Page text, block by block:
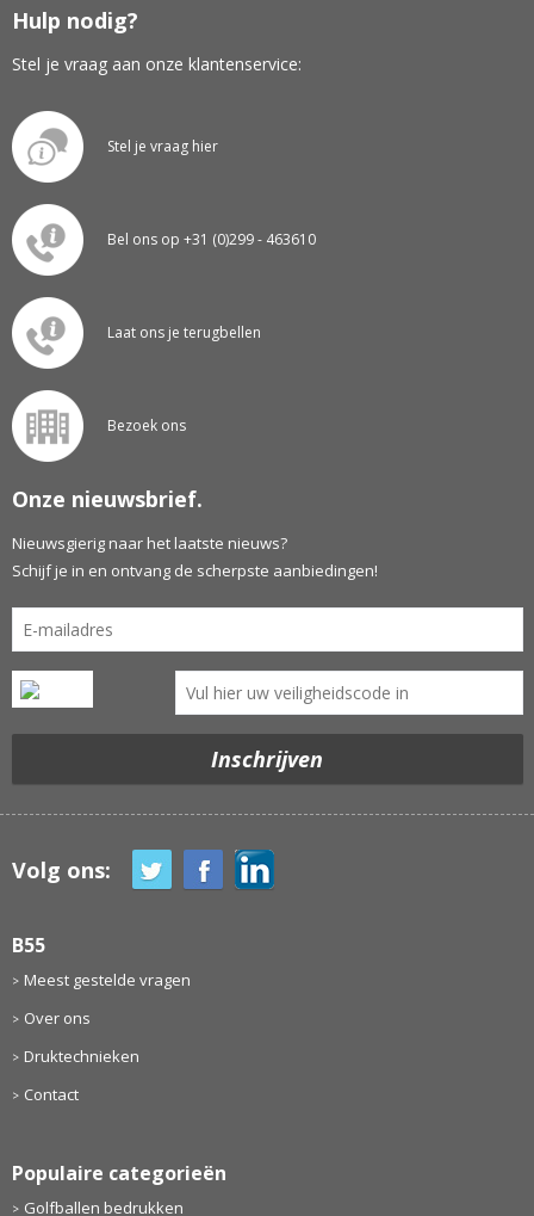
Hulp nodig?
Stel je vraag aan onze klantenservice:
Stel je vraag hier
Bel ons op +31 (0)299 - 463610
Laat ons je terugbellen
Bezoek ons
Onze nieuwsbrief.
Nieuwsgierig naar het laatste nieuws?
Schijf je in en ontvang de scherpste aanbiedingen!
Volg ons:
B55
Meest gestelde vragen
Over ons
Druktechnieken
Contact
Populaire categorieën
Golfballen bedrukken